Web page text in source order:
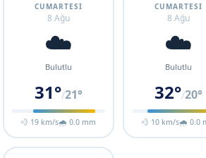
CUMARTESI
8 Ağu
☁️
Bulutlu
31°/21°
💨 19 km/s🌧 0.0 mm
CUMARTESI
8 Ağu
☁️
Bulutlu
32°/20°
💨 10 km/s🌧 0.0